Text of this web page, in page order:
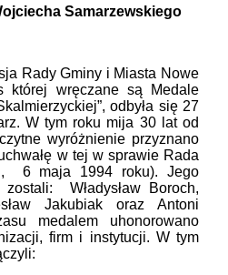
Samarzewskiego
Rady Gminy i Miasta Nowe
której wręczane są Medale
odbyła się 27
W tym roku mija 30 lat od
wyróżnienie przyznano
w tej w sprawie Rada
6 maja 1994 roku). Jego
zostali: Władysław Boroch,
Jakubiak oraz Antoni
medalem uhonorowano
firm i instytucji. W tym